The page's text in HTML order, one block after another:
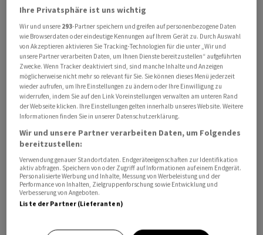
Beide Parteien hätten sich nicht auf die Bedingungen
einigen können, teilten die Franzosen in der Nacht zum
Mittwoch mit. Nun könnte wieder ein ebenso
angedachter Zusammenschluss der Amerikaner mit
dem Southern-Comfort-Hersteller Sazerac diskutiert
werden. Die Anteilscheine von Brown-Forman rutschten
im nachbörslichen US-Handel in einer ersten Reaktion
Die Aktienkurse von Pernod Ricard und Brown-Forman
stehen seit einiger Zeit unter anderem wegen der
Branchenprobleme stark unter Druck. Der französische
Konzern kommt aktuell auf einen höheren Börsenwert.
Ihre Privatsphäre ist uns wichtig
Wir und unsere 293-Partner speichern und greifen auf personenbezogene Daten
wie Browserdaten oder eindeutige Kennungen auf Ihrem Gerät zu. Durch Auswahl
von Akzeptieren aktivieren Sie Tracking-Technologien für die unter „Wir und
unsere Partner verarbeiten Daten, um Ihnen Dienste bereitzustellen“ aufgeführten
Zwecke. Wenn Tracker deaktiviert sind, sind manche Inhalte und Anzeigen
möglicherweise nicht mehr so relevant für Sie. Sie können dieses Menü jederzeit
wieder aufrufen, um Ihre Einstellungen zu ändern oder Ihre Einwilligung zu
widerrufen, indem Sie auf den Link Voreinstellungen verwalten am unteren Rand
der Webseite klicken. Ihre Einstellungen gelten innerhalb unseres Website. Weitere
Informationen finden Sie in unserer Datenschutzerklärung.
Wir und unsere Partner verarbeiten Daten, um Folgendes
bereitzustellen:
Verwendung genauer Standortdaten. Endgeräteeigenschaften zur Identifikation
aktiv abfragen. Speichern von oder Zugriff auf Informationen auf einem Endgerät.
Personalisierte Werbung und Inhalte, Messung von Werbeleistung und der
Performance von Inhalten, Zielgruppenforschung sowie Entwicklung und
Verbesserung von Angeboten.
Liste der Partner (Lieferanten)